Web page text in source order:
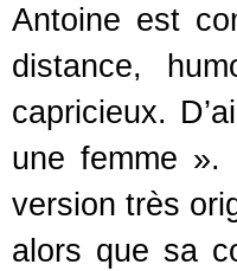
Antoine est
distance,
capricieux.
une femme
version très
alors que sa